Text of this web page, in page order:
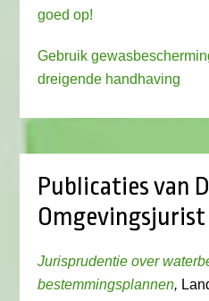
goed op!
Gebruik
dreigende handhaving
Publicaties van
Jurisprudentie over
bestemmingsplannen,